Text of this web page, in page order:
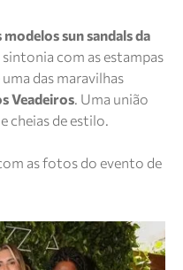
sun sandals da
com as estampas
das maravilhas
Veadeiros. Uma união
cheias de estilo.
as fotos do evento de